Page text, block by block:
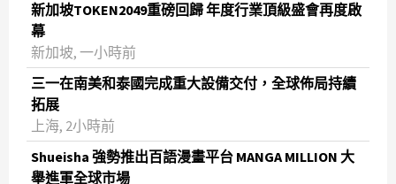
新加坡TOKEN2049重磅回歸 年度行業頂級盛會再度啟
幕
新加坡, 一小時前
三一在南美和泰國完成重大設備交付，全球佈局持續
拓展
上海, 2小時前
Shueisha 強勢推出百語漫畫平台 MANGA MILLION 大
舉進軍全球市場